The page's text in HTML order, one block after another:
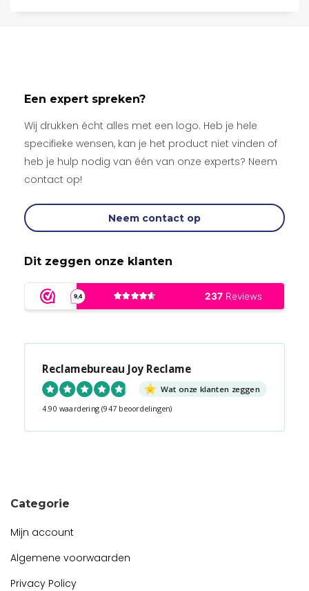
Een expert spreken?
Wij drukken écht alles met een logo. Heb je hele
specifieke wensen, kan je het product niet vinden of
heb je hulp nodig van één van onze experts? Neem
contact op!
Neem contact op
Dit zeggen onze klanten
Reclamebureau Joy Reclame
Wat onze klanten zeggen
4.90 waardering (947 beoordelingen)
Categorie
Mijn account
Algemene voorwaarden
Privacy Policy